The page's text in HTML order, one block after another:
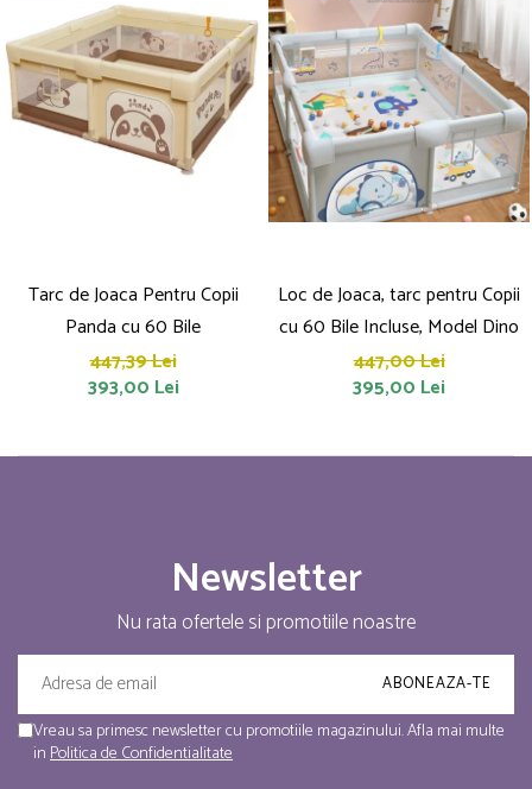
Tarc de Joaca Pentru Copii
Panda cu 60 Bile
447,39 Lei
393,00 Lei
Loc de Joaca, tarc pentru Copii
cu 60 Bile Incluse, Model Dino
447,00 Lei
395,00 Lei
Newsletter
Nu rata ofertele si promotiile noastre
Vreau sa primesc newsletter cu promotiile magazinului. Afla mai multe
inPolitica de Confidentialitate